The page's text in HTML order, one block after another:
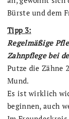
Bürste und dem
Tipp 3:
Regelmäßige
Zahnpflege bei
Putze die Zähne
Mund.
Es ist wirklich
beginnen, auch